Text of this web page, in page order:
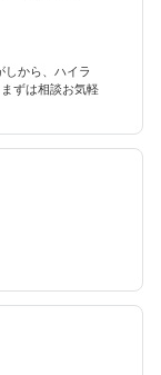
しから、ハイラ
ずは相談お気軽